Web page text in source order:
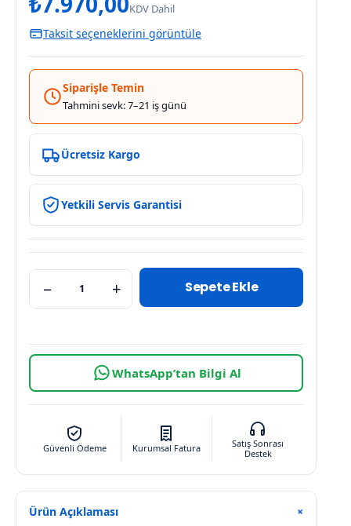
KDV Dahil
Taksit seçeneklerini görüntüle
Siparişle Temin
Tahmini sevk: 7–21 iş günü
Ücretsiz Kargo
Yetkili Servis Garantisi
− + Sepete Ekle
WhatsApp’tan Bilgi Al
Güvenli Ödeme Kurumsal Fatura
Satış Sonrası
Destek
Ürün Açıklaması +